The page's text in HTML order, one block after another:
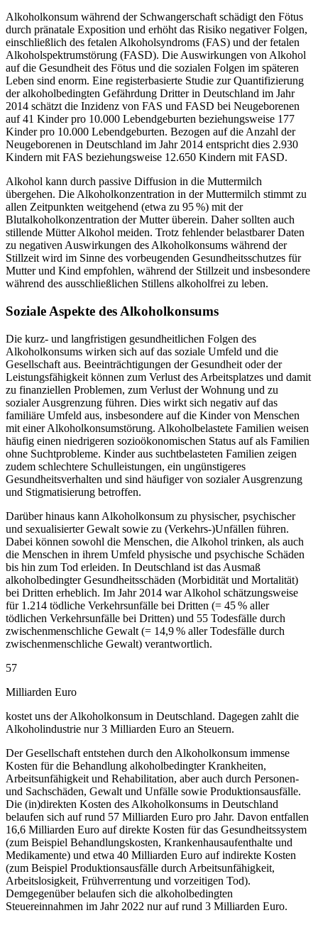
Alkoholkonsum während der Schwangerschaft schädigt den Fötus
durch pränatale Exposition und erhöht das Risiko negativer Folgen,
einschließlich des fetalen Alkoholsyndroms (FAS) und der fetalen
Alkoholspektrumstörung (FASD). Die Auswirkungen von Alkohol
auf die Gesundheit des Fötus und die sozialen Folgen im späteren
Leben sind enorm. Eine registerbasierte Studie zur Quantifizierung
der alkoholbedingten Gefährdung Dritter in Deutschland im Jahr
2014 schätzt die Inzidenz von FAS und FASD bei Neugeborenen
auf 41 Kinder pro 10.000 Lebendgeburten beziehungsweise 177
Kinder pro 10.000 Lebendgeburten. Bezogen auf die Anzahl der
Neugeborenen in Deutschland im Jahr 2014 entspricht dies 2.930
Kindern mit FAS beziehungsweise 12.650 Kindern mit FASD.
Alkohol kann durch passive Diffusion in die Muttermilch
übergehen. Die Alkoholkonzentration in der Muttermilch stimmt zu
allen Zeitpunkten weitgehend (etwa zu 95 %) mit der
Blutalkoholkonzentration der Mutter überein. Daher sollten auch
stillende Mütter Alkohol meiden. Trotz fehlender belastbarer Daten
zu negativen Auswirkungen des Alkoholkonsums während der
Stillzeit wird im Sinne des vorbeugenden Gesundheitsschutzes für
Mutter und Kind empfohlen, während der Stillzeit und insbesondere
während des ausschließlichen Stillens alkoholfrei zu leben.
Soziale Aspekte des Alkoholkonsums
Die kurz- und langfristigen gesundheitlichen Folgen des
Alkoholkonsums wirken sich auf das soziale Umfeld und die
Gesellschaft aus. Beeinträchtigungen der Gesundheit oder der
Leistungsfähigkeit können zum Verlust des Arbeitsplatzes und damit
zu finanziellen Problemen, zum Verlust der Wohnung und zu
sozialer Ausgrenzung führen. Dies wirkt sich negativ auf das
familiäre Umfeld aus, insbesondere auf die Kinder von Menschen
mit einer Alkoholkonsumstörung. Alkoholbelastete Familien weisen
häufig einen niedrigeren sozioökonomischen Status auf als Familien
ohne Suchtprobleme. Kinder aus suchtbelasteten Familien zeigen
zudem schlechtere Schulleistungen, ein ungünstigeres
Gesundheitsverhalten und sind häufiger von sozialer Ausgrenzung
und Stigmatisierung betroffen.
Darüber hinaus kann Alkoholkonsum zu physischer, psychischer
und sexualisierter Gewalt sowie zu (Verkehrs-)Unfällen führen.
Dabei können sowohl die Menschen, die Alkohol trinken, als auch
die Menschen in ihrem Umfeld physische und psychische Schäden
bis hin zum Tod erleiden. In Deutschland ist das Ausmaß
alkoholbedingter Gesundheitsschäden (Morbidität und Mortalität)
bei Dritten erheblich. Im Jahr 2014 war Alkohol schätzungsweise
für 1.214 tödliche Verkehrsunfälle bei Dritten (= 45 % aller
tödlichen Verkehrsunfälle bei Dritten) und 55 Todesfälle durch
zwischenmenschliche Gewalt (= 14,9 % aller Todesfälle durch
zwischenmenschliche Gewalt) verantwortlich.
57
Milliarden Euro
kostet uns der Alkoholkonsum in Deutschland. Dagegen zahlt die
Alkoholindustrie nur 3 Milliarden Euro an Steuern.
Der Gesellschaft entstehen durch den Alkoholkonsum immense
Kosten für die Behandlung alkoholbedingter Krankheiten,
Arbeitsunfähigkeit und Rehabilitation, aber auch durch Personen-
und Sachschäden, Gewalt und Unfälle sowie Produktionsausfälle.
Die (in)direkten Kosten des Alkoholkonsums in Deutschland
belaufen sich auf rund 57 Milliarden Euro pro Jahr. Davon entfallen
16,6 Milliarden Euro auf direkte Kosten für das Gesundheitssystem
(zum Beispiel Behandlungskosten, Krankenhausaufenthalte und
Medikamente) und etwa 40 Milliarden Euro auf indirekte Kosten
(zum Beispiel Produktionsausfälle durch Arbeitsunfähigkeit,
Arbeitslosigkeit, Frühverrentung und vorzeitigen Tod).
Demgegenüber belaufen sich die alkoholbedingten
Steuereinnahmen im Jahr 2022 nur auf rund 3 Milliarden Euro.